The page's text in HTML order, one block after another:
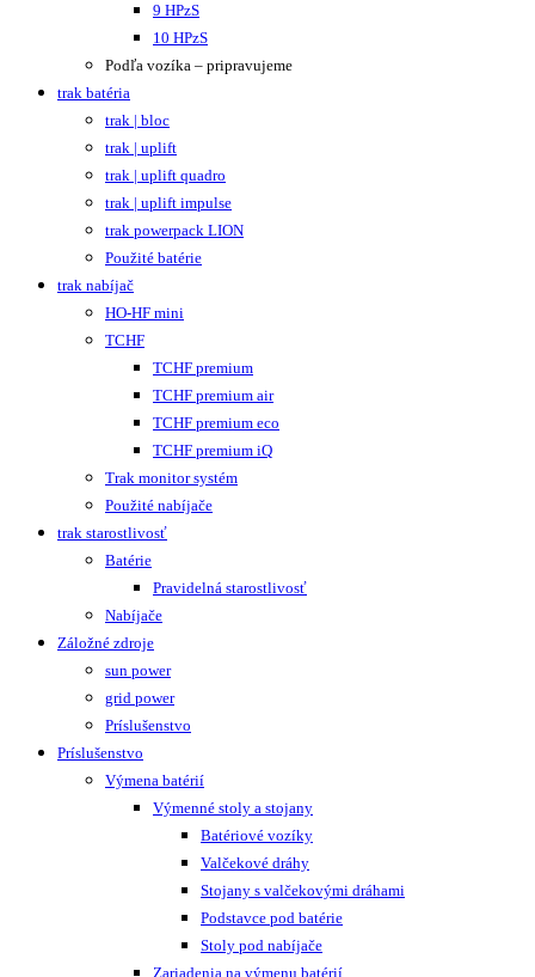
9 HPzS
10 HPzS
Podľa vozíka – pripravujeme
trak batéria
trak | bloc
trak | uplift
trak | uplift quadro
trak | uplift impulse
trak powerpack LION
Použité batérie
trak nabíjač
HO-HF mini
TCHF
TCHF premium
TCHF premium air
TCHF premium eco
TCHF premium iQ
Trak monitor systém
Použité nabíjače
trak starostlivosť
Batérie
Pravidelná starostlivosť
Nabíjače
Záložné zdroje
sun power
grid power
Príslušenstvo
Príslušenstvo
Výmena batérií
Výmenné stoly a stojany
Batériové vozíky
Valčekové dráhy
Stojany s valčekovými dráhami
Podstavce pod batérie
Stoly pod nabíjače
Zariadenia na výmenu batérií